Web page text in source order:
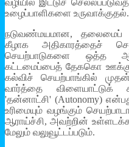
வழியில் இட்டுச்
உழைப்பாளிகளை உருவாக்குதல்.
நடுவண்மயமான, தலைமைப்
கீழாக அதிகாரத்தைச்
செயற்பாடுகளை ஒத்த
கட்டமைப்பைத் தேககொ
கல்விச் செயற்பாங்கில்
வார்த்தை விளையாட்டுக்
'தன்னாட்சி' (Autonomy)
உரிமையும் வழங்கும்
ஆராய்ச்சி, அவற்றின்
மேலும் வலுவூட்டப்படும்.